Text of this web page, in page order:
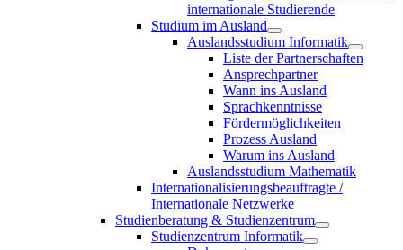
internationale Studierende
Studium im Ausland
Auslandsstudium Informatik
Liste der Partnerschaften
Ansprechpartner
Wann ins Ausland
Sprachkenntnisse
Fördermöglichkeiten
Prozess Ausland
Warum ins Ausland
Auslandsstudium Mathematik
Internationalisierungsbeauftragte /
Internationale Netzwerke
Studienberatung & Studienzentrum
Studienzentrum Informatik